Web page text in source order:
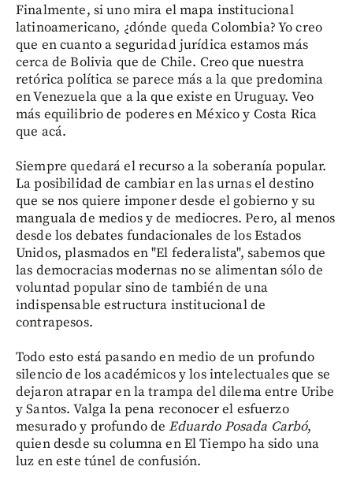
Finalmente, si uno mira el mapa institucional
latinoamericano, ¿dónde queda Colombia? Yo creo
que en cuanto a seguridad jurídica estamos más
cerca de Bolivia que de Chile. Creo que nuestra
retórica política se parece más a la que predomina
en Venezuela que a la que existe en Uruguay. Veo
más equilibrio de poderes en México y Costa Rica
que acá.
Siempre quedará el recurso a la soberanía popular.
La posibilidad de cambiar en las urnas el destino
que se nos quiere imponer desde el gobierno y su
manguala de medios y de mediocres. Pero, al menos
desde los debates fundacionales de los Estados
Unidos, plasmados en "El federalista", sabemos que
las democracias modernas no se alimentan sólo de
voluntad popular sino de también de una
indispensable estructura institucional de
contrapesos.
Todo esto está pasando en medio de un profundo
silencio de los académicos y los intelectuales que se
dejaron atrapar en la trampa del dilema entre Uribe
y Santos. Valga la pena reconocer el esfuerzo
mesurado y profundo deEduardo Posada Carbó,
quien desde su columna en El Tiempo ha sido una
luz en este túnel de confusión.